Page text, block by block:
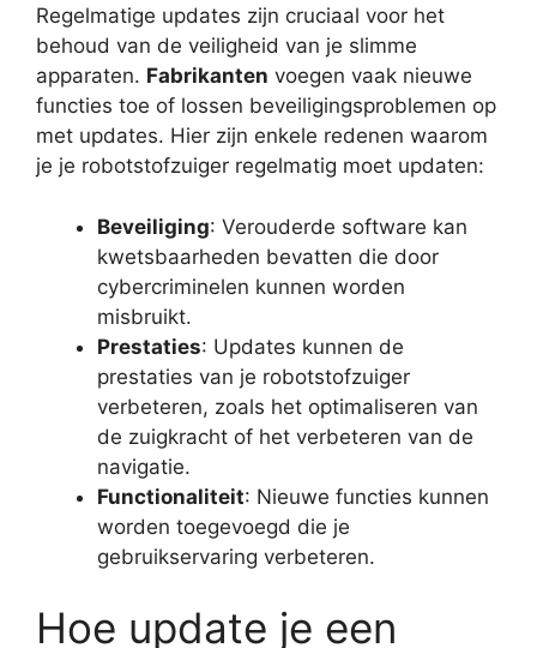
Regelmatige updates zijn cruciaal voor het
behoud van de veiligheid van je slimme
apparaten. Fabrikanten voegen vaak nieuwe
functies toe of lossen beveiligingsproblemen op
met updates. Hier zijn enkele redenen waarom
je je robotstofzuiger regelmatig moet updaten:
Beveiliging: Verouderde software kan
kwetsbaarheden bevatten die door
cybercriminelen kunnen worden
misbruikt.
Prestaties: Updates kunnen de
prestaties van je robotstofzuiger
verbeteren, zoals het optimaliseren van
de zuigkracht of het verbeteren van de
navigatie.
Functionaliteit: Nieuwe functies kunnen
worden toegevoegd die je
gebruikservaring verbeteren.
Hoe update je een